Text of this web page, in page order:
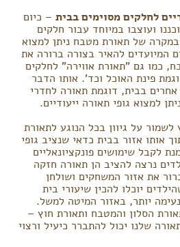
לחלקים מסוימים בבית– כיום
ועוצבו במיוחד עבור חלקים
של תאורת מטבח ניתן למצוא
המיועדים להאיר בצורה ברורה את
כמו גם "תאורת אווירה" לחלקים
פינת האוכל וכד'. אותו הדבר
בבית, דוגמת תאורה לחדרי
למצוא גופי תאורה ייעודיים.
על גיוון בכל הנוגע לתאורת
אותו אזור בבית כדאי שנציב גופי
לקבל שימושים פונקציונאליים
נרצה להציב הן תאורה חזקה
את אזור המשחקים ושולחן
יוכלו להכין שיעורי בית
יותר, באזור המיטה למשל.
הסלון והמטבח ותאורת חוץ –
שלנו יכול להתברר כיעיל ורצוי